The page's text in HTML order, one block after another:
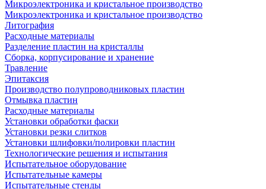
Микроэлектроника и кристальное производство
Микроэлектроника и кристальное производство
Литография
Расходные материалы
Разделение пластин на кристаллы
Сборка, корпусирование и хранение
Травление
Эпитаксия
Производство полупроводниковых пластин
Отмывка пластин
Расходные материалы
Установки обработки фаски
Установки резки слитков
Установки шлифовки/полировки пластин
Технологические решения и испытания
Испытательное оборудование
Испытательные камеры
Испытательные стенды